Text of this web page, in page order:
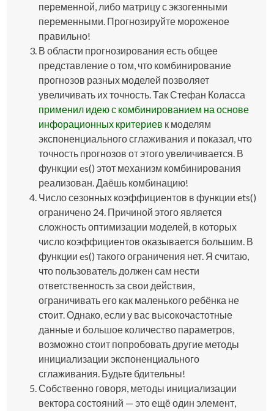
переменной, либо матрицу с экзогенными
переменными. Прогнозируйте мороженое
правильно!
В области прогнозирования есть общее
представление о том, что комбинирование
прогнозов разных моделей позволяет
увеличивать их точность. Так Стефан Коласса
применил идею с комбинированием на основе
инфорационных критериев к моделям
экспоненциального сглаживания и показал, что
точность прогнозов от этого увеличивается. В
функцииes() этот механизм комбинирования
реализован. Даёшь комбинацию!
Число сезонных коэффициентов в функцииets()
ограничено 24. Причиной этого является
сложность оптимизации моделей, в которых
число коэффициентов оказывается большим. В
функцииes() такого ограничения нет. Я считаю,
что пользователь должен сам нести
ответственность за свои действия,
ограничивать его как маленького ребёнка не
стоит. Однако, если у вас высокочастотные
данные и большое количество параметров,
возможно стоит попробовать другие методы
инициализации экспоненциального
сглаживания. Будьте бдительны!
Собственно говоря, методы инициализации
вектора состояний — это ещё один элемент,